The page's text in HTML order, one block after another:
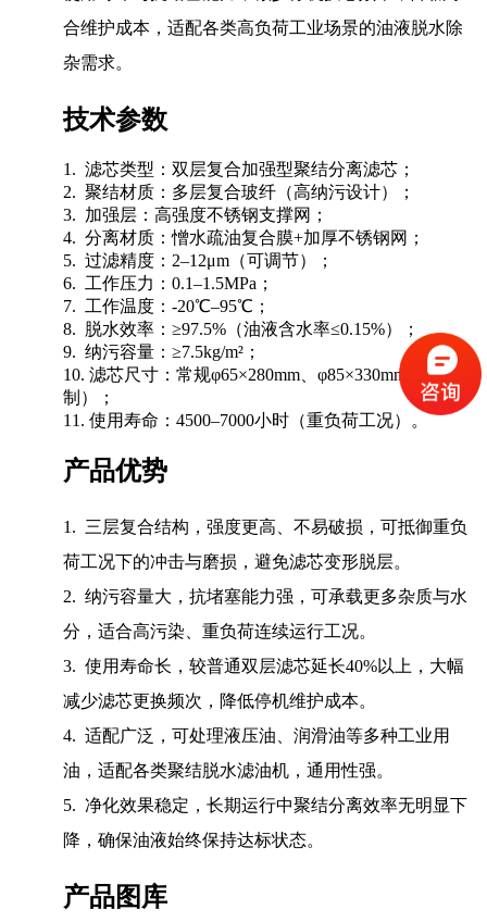
合维护成本，适配各类高负荷工业场景的油液脱水除
杂需求。
技术参数
1. 滤芯类型：双层复合加强型聚结分离滤芯；
2. 聚结材质：多层复合玻纤（高纳污设计）；
3. 加强层：高强度不锈钢支撑网；
4. 分离材质：憎水疏油复合膜+加厚不锈钢网；
5. 过滤精度：2–12μm（可调节）；
6. 工作压力：0.1–1.5MPa；
7. 工作温度：-20℃–95℃；
8. 脱水效率：≥97.5%（油液含水率≤0.15%）；
9. 纳污容量：≥7.5kg/m²；
10. 滤芯尺寸：常规φ65×280mm、φ85×330mm（可定
制）；
11. 使用寿命：4500–7000小时（重负荷工况）。
产品优势
1. 三层复合结构，强度更高、不易破损，可抵御重负
荷工况下的冲击与磨损，避免滤芯变形脱层。
2. 纳污容量大，抗堵塞能力强，可承载更多杂质与水
分，适合高污染、重负荷连续运行工况。
3. 使用寿命长，较普通双层滤芯延长40%以上，大幅
减少滤芯更换频次，降低停机维护成本。
4. 适配广泛，可处理液压油、润滑油等多种工业用
油，适配各类聚结脱水滤油机，通用性强。
5. 净化效果稳定，长期运行中聚结分离效率无明显下
降，确保油液始终保持达标状态。
产品图库